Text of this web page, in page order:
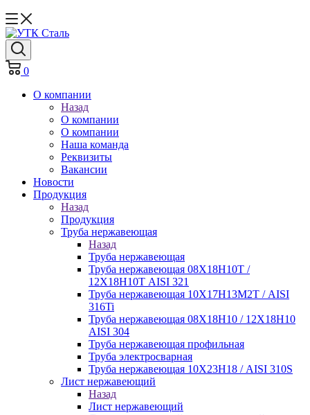
0
О компании
Назад
О компании
О компании
Наша команда
Реквизиты
Вакансии
Новости
Продукция
Назад
Продукция
Труба нержавеющая
Назад
Труба нержавеющая
Труба нержавеющая 08Х18Н10Т /
12Х18Н10Т AISI 321
Труба нержавеющая 10Х17Н13М2Т / AISI
316Ti
Труба нержавеющая 08Х18Н10 / 12Х18Н10
AISI 304
Труба нержавеющая профильная
Труба электросварная
Труба нержавеющая 10Х23Н18 / AISI 310S
Лист нержавеющий
Назад
Лист нержавеющий